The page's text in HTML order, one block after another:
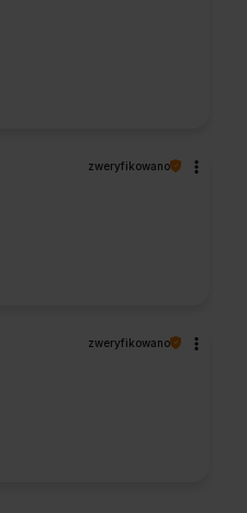
zweryfikowano
zweryfikowano